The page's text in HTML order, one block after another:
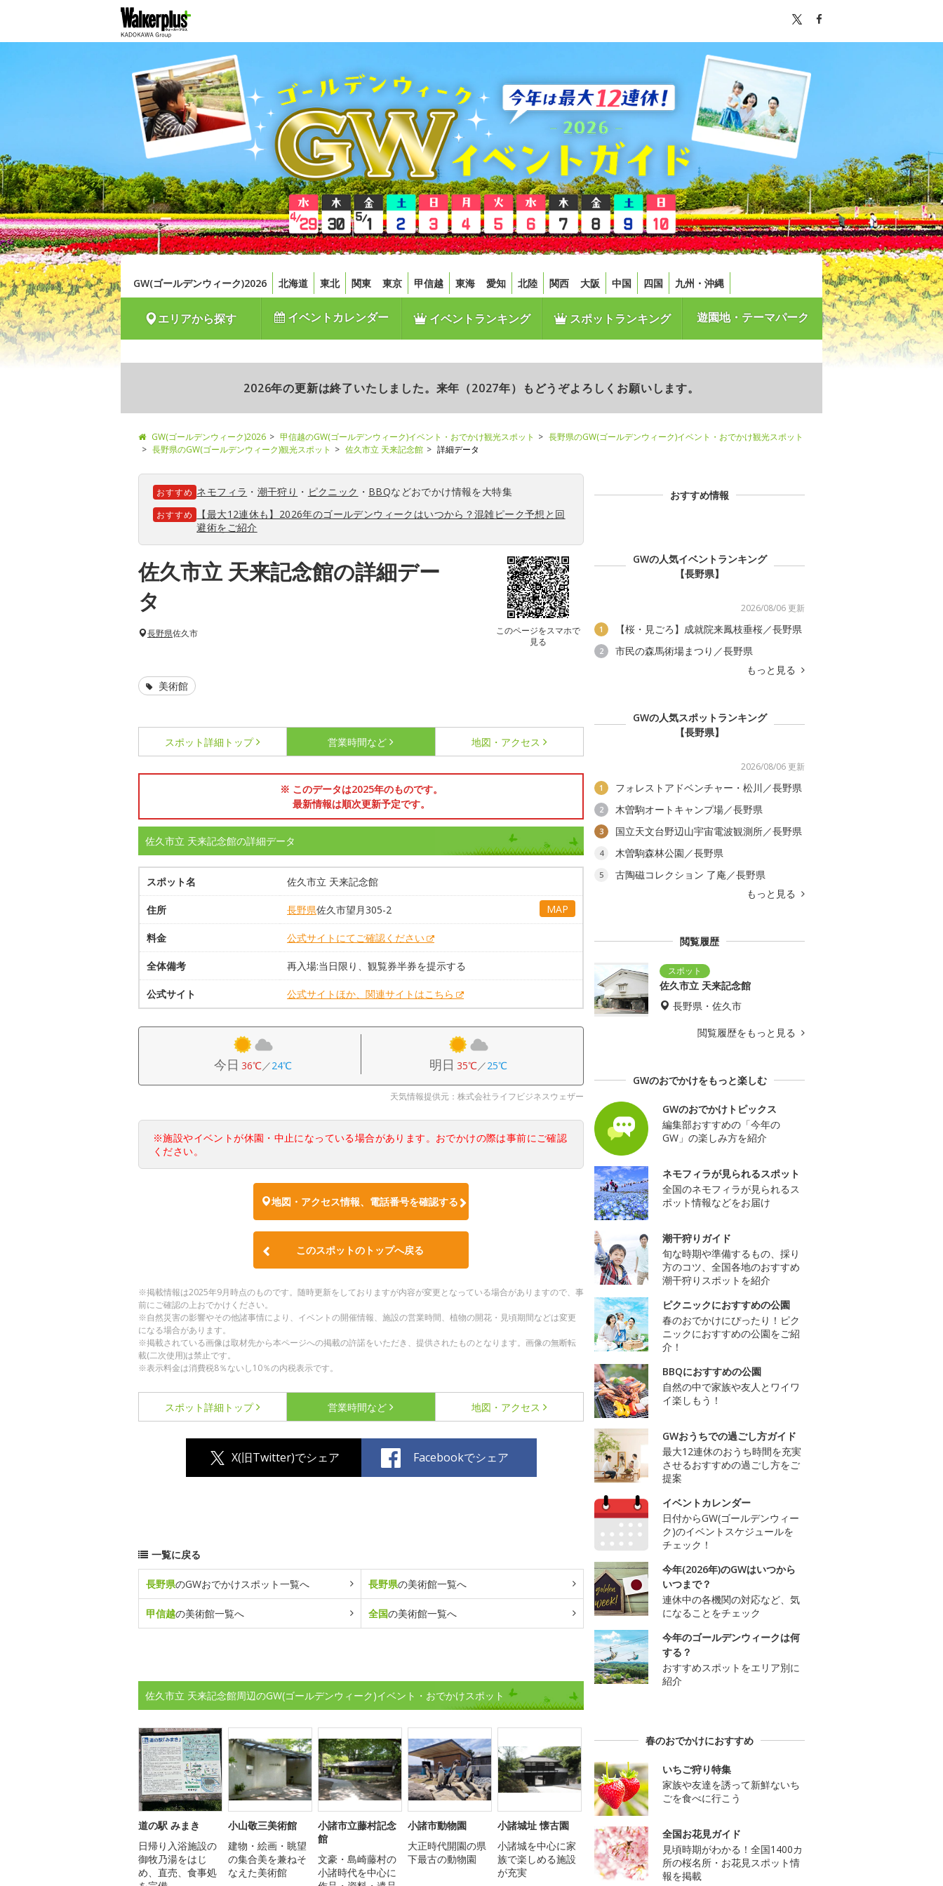
GW(ゴールデンウィーク)2026 北海道 東北 関東 東京 甲信越 東海 愛知 北陸 関西 大阪 中国 四国 九州・沖縄
エリアから探す イベントカレンダー イベントランキング スポットランキング 遊園地・テーマパーク
2026年の更新は終了いたしました。来年（2027年）もどうぞよろしくお願いします。
GW(ゴールデンウィーク)2026 甲信越のGW(ゴールデンウィーク)イベント・おでかけ観光スポット
長野県のGW(ゴールデンウィーク)イベント・おでかけ観光スポット
長野県のGW(ゴールデンウィーク)観光スポット
佐久市立 天来記念館 詳細データ
おすすめ ネモフィラ ・ 潮干狩り ・ ピクニック ・ BBQなどおでかけ情報を大特集
おすすめ
【最大12連休も】2026年のゴールデンウィークはいつから？混雑ピーク予想と回
避術をご紹介
佐久市立 天来記念館の詳細デー
タ
このページをスマホで
見る
長野県佐久市
美術館
スポット詳細 トップ 営業時間など 地図・アクセス
※ このデータは2025年のものです。
最新情報は順次更新予定です。
佐久市立 天来記念館の詳細データ
スポット名 佐久市立 天来記念館
住所 長野県佐久市望月305-2 MAP
料金 公式サイトにてご確認ください
全体備考 再入場:当日限り、観覧券半券を提示する
公式サイト 公式サイトほか、関連サイトはこちら
今日 36℃／24℃ 明日 35℃／25℃
天気情報提供元：株式会社ライフビジネスウェザー
※施設やイベントが休園・中止になっている場合があります。おでかけの際は事前にご確認
ください。
地図・アクセス情報、電話番号を確認する
このスポットのトップへ戻る
※掲載情報は2025年9月時点のものです。随時更新をしておりますが内容が変更となっている場合がありますので、事
前にご確認の上おでかけください。
※自然災害の影響やその他諸事情により、イベントの開催情報、施設の営業時間、植物の開花・見頃期間などは変更
になる場合があります。
※掲載されている画像は取材先から本ページへの掲載の許諾をいただき、提供されたものとなります。画像の無断転
載(二次使用)は禁止です。
※表示料金は消費税8％ないし10％の内税表示です。
スポット詳細 トップ 営業時間など 地図・アクセス
X(旧Twitter)でシェア Facebookでシェア
一覧に戻る
長野県のGWおでかけスポット一覧へ 長野県の美術館一覧へ
甲信越の美術館一覧へ 全国の美術館一覧へ
佐久市立 天来記念館周辺のGW(ゴールデンウィーク)イベント・おでかけスポット
道の駅 みまき
日帰り入浴施設の
御牧乃湯をはじ
め、直売、食事処
小山敬三美術館
建物・絵画・眺望
の集合美を兼ねそ
なえた美術館
小諸市立藤村記念
館
文豪・島崎藤村の
小諸時代を中心に
小諸市動物園
大正時代開園の県
下最古の動物園
小諸城址 懐古園
小諸城を中心に家
族で楽しめる施設
が充実
おすすめ情報
GWの人気イベントランキング
【長野県】
2026/08/06 更新
1 【桜・見ごろ】成就院来鳳枝垂桜／長野県
2
市民の森馬術場まつり／長野県
もっと見る
GWの人気スポットランキング
【長野県】
2026/08/06 更新
1 フォレストアドベンチャー・松川／長野県
2 木曽駒オートキャンプ場／長野県
3 国立天文台野辺山宇宙電波観測所／長野県
4 木曽駒森林公園／長野県
5
古陶磁コレクション 了庵／長野県
もっと見る
閲覧履歴
佐久市立 天来記念館
長野県・佐久市
閲覧履歴をもっと見る
GWのおでかけをもっと楽しむ
GWのおでかけトピックス
編集部おすすめの「今年の
GW」の楽しみ方を紹介
ネモフィラが見られるスポット
全国のネモフィラが見られるス
ポット情報などをお届け
潮干狩りガイド
旬な時期や準備するもの、採り
方のコツ、全国各地のおすすめ
潮干狩りスポットを紹介
ピクニックにおすすめの公園
春のおでかけにぴったり！ピク
ニックにおすすめの公園をご紹
介！
BBQにおすすめの公園
自然の中で家族や友人とワイワ
イ楽しもう！
GWおうちでの過ごし方ガイド
最大12連休のおうち時間を充実
させるおすすめの過ごし方をご
提案
イベントカレンダー
日付からGW(ゴールデンウィー
ク)のイベントスケジュールを
チェック！
今年(2026年)のGWはいつから
いつまで？
連休中の各機関の対応など、気
になることをチェック
今年のゴールデンウィークは何
する？
おすすめスポットをエリア別に
紹介
春のおでかけにおすすめ
いちご狩り特集
家族や友達を誘って新鮮ないち
ごを食べに行こう
全国お花見ガイド
見頃時期がわかる！全国1400カ
所の桜名所・お花見スポット情
報を掲載